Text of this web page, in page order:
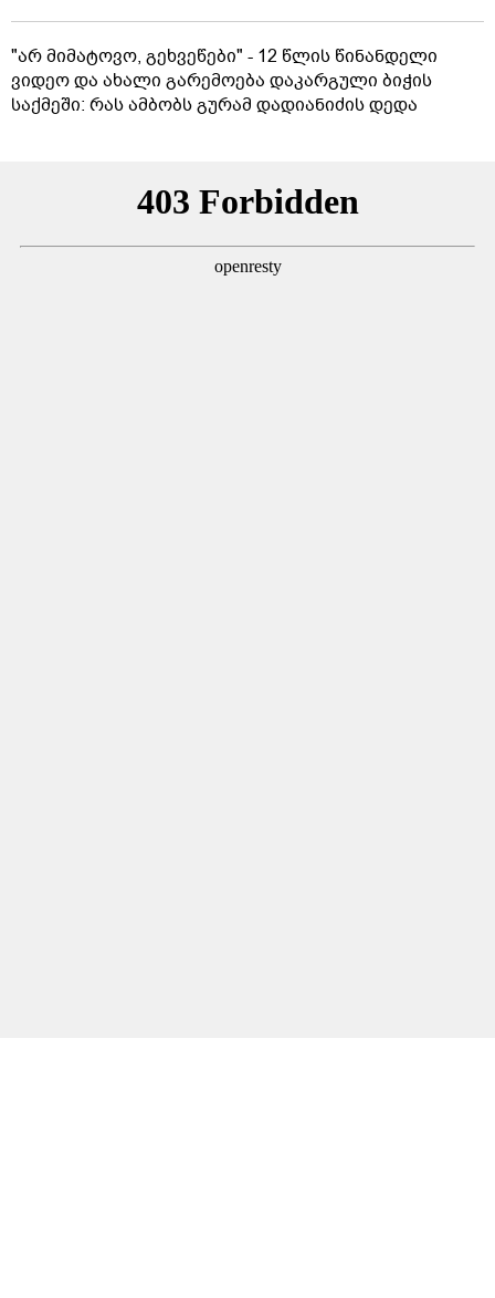
"არ მიმატოვო, გეხვეწები" - 12 წლის წინანდელი
ვიდეო და ახალი გარემოება დაკარგული ბიჭის
საქმეში: რას ამბობს გურამ დადიანიძის დედა